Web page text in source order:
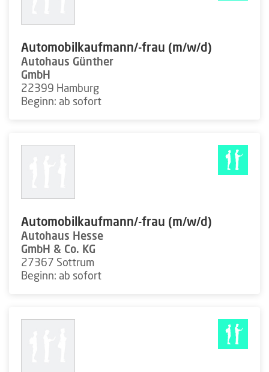
Automobilkaufmann/-frau (m/w/d)
Autohaus Günther
GmbH
22399 Hamburg
Beginn: ab sofort
Automobilkaufmann/-frau (m/w/d)
Autohaus Hesse
GmbH & Co. KG
27367 Sottrum
Beginn: ab sofort